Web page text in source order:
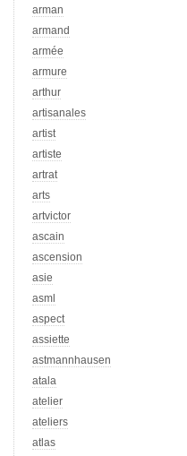
arman
armand
armée
armure
arthur
artisanales
artist
artiste
artrat
arts
artvictor
ascain
ascension
asie
asml
aspect
assiette
astmannhausen
atala
atelier
ateliers
atlas